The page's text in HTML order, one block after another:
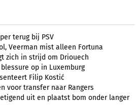
terug bij PSV
Veerman mist alleen Fortuna
zich in strijd om Driouech
op in Luxemburg
Filip Kostić
voor transfer naar Rangers
uit en plaatst bom onder langer